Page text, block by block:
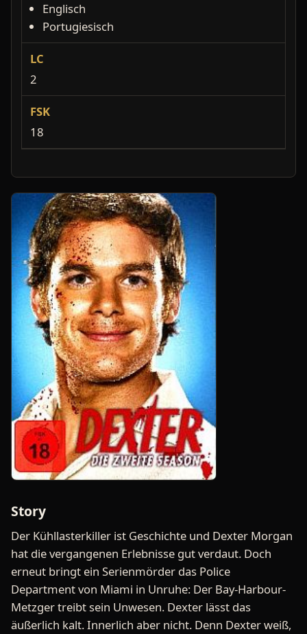
Englisch
Portugiesisch
LC
2
FSK
18
Story
Der Kühllasterkiller ist Geschichte und Dexter Morgan
hat die vergangenen Erlebnisse gut verdaut. Doch
erneut bringt ein Serienmörder das Police
Department von Miami in Unruhe: Der Bay-Harbour-
Metzger treibt sein Unwesen. Dexter lässt das
äußerlich kalt. Innerlich aber nicht. Denn Dexter weiß,